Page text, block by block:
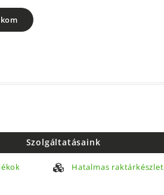
Szolgáltatásaink
Hatalmas raktárkészlet